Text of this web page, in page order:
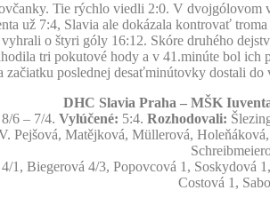
Tie rýchlo viedli 2:0. V
už 7:4, Slavia ale dokázala kontrovať
o štyri góly 16:12. Skóre druhého
tri pokutové hody a v 41.minúte bol
začiatku poslednej desaťminútovky dostali
DHC Slavia Praha – MŠK
8/6 – 7/4. Vylúčené: 5:4. Rozhodovali:
Pejšová, Matějková, Müllerová,
1, Biegerová 4/3, Popovcová 1,
Costová 1,